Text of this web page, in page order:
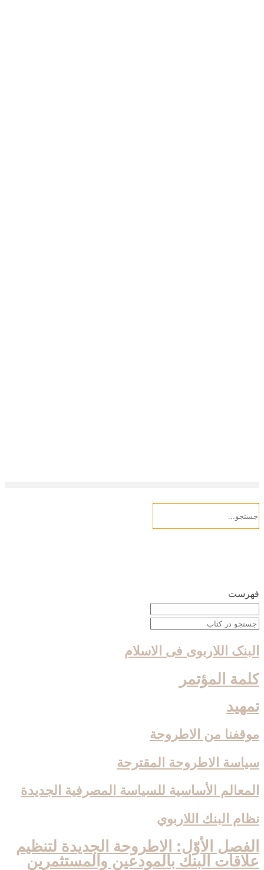
فهرست
البنک اللاربوی فی الاسلام
كلمة المؤتمر
تمهيد
موقفنا من الاطروحة
سياسة الاطروحة المقترحة
المعالم الأساسية للسياسة المصرفية الجديدة
نظام البنك اللاربوي‏
الفصل الأوّل: الاطروحة الجديدة لتنظيم
علاقات البنك بالمودعين والمستثمرين‏